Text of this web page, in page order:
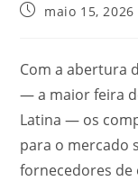
Postmaio 15, 2026
Com a abertura
— a maior feira
Latina — os
para o mercado
fornecedores de